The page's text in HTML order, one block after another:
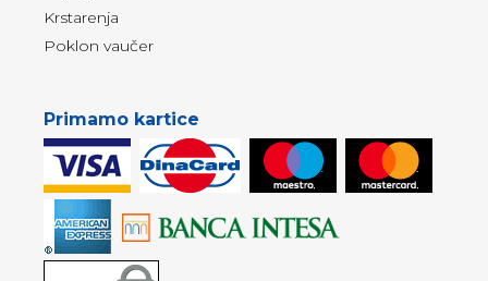
Krstarenja
Poklon vaučer
Primamo kartice